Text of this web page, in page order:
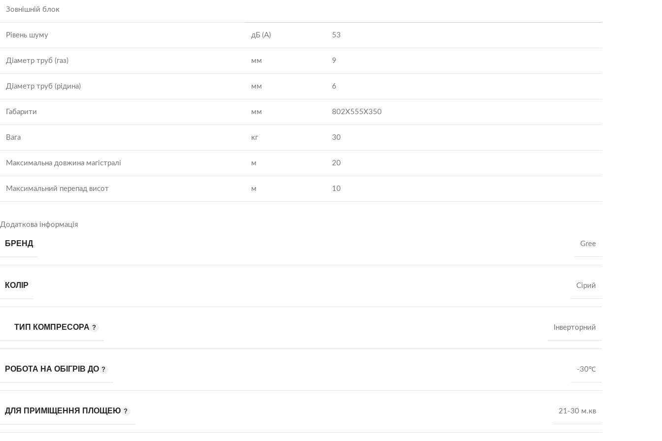
Зовнішній блок
Рівень шуму дБ (А) 53
Діаметр труб (газ) мм 9
Діаметр труб (рідина) мм 6
Габарити мм 802X555X350
Вага кг 30
Максимальна довжина магістралі м 20
Максимальний перепад висот м 10
Додаткова інформація
БРЕНД Gree
КОЛІР Сірий
ТИП КОМПРЕСОРА Інверторний
РОБОТА НА ОБІГРІВ ДО -30℃
ДЛЯ ПРИМІЩЕННЯ ПЛОЩЕЮ 21-30 м.кв